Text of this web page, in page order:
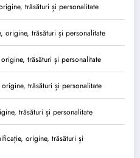
trăsături și personalitate
origine, trăsături și personalitate
trăsături și personalitate
trăsături și personalitate
trăsături și personalitate
origine, trăsături și